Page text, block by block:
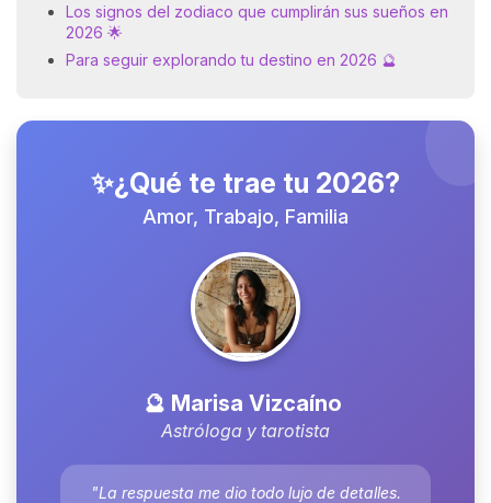
Los signos del zodiaco que cumplirán sus sueños en
2026 🌟
Para seguir explorando tu destino en 2026 🔮
✨¿Qué te trae tu 2026?
Amor, Trabajo, Familia
🔮 Marisa Vizcaíno
Astróloga y tarotista
"La respuesta me dio todo lujo de detalles.